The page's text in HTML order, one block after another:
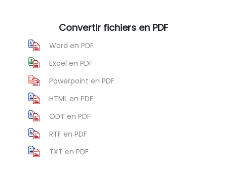
Convertir fichiers en PDF
Word en PDF
Excel en PDF
Powerpoint en PDF
HTML en PDF
ODT en PDF
RTF en PDF
TXT en PDF